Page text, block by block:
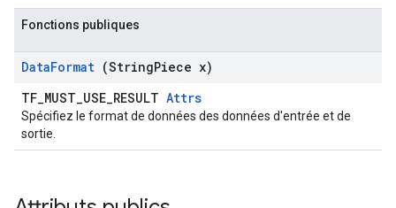
Fonctions publiques
DataFormat (StringPiece x)
TF_MUST_USE_RESULT Attrs
Spécifiez le format de données des données d'entrée et de
sortie.